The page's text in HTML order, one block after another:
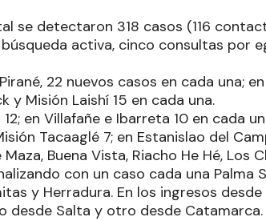
se detectaron 318 casos (116
activa, cinco consultas por
22 nuevos casos en cada una;
y Misión Laishí 15 en cada una.
12; en Villafañe e Ibarreta 10 en cada
Tacaaglé 7; en Estanislao del
Buena Vista, Riacho He Hé, Los
con un caso cada una Palma
y Herradura. En los ingresos
desde Salta y otro desde Catamarca.